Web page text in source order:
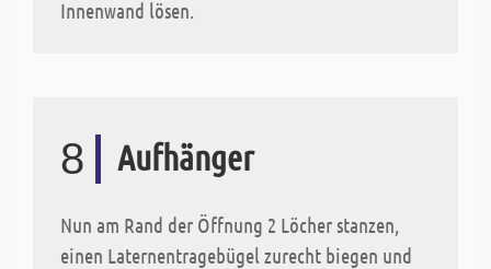
Innenwand lösen.
8 Aufhänger
Nun am Rand der Öffnung 2 Löcher stanzen,
einen Laternentragebügel zurecht biegen und